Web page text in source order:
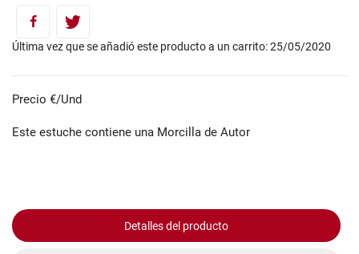
Última vez que se añadió este producto a un carrito: 25/05/2020
Precio €/Und
Este estuche contiene una Morcilla de Autor
Detalles del producto